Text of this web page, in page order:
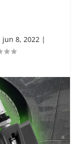
jun 8, 2022|